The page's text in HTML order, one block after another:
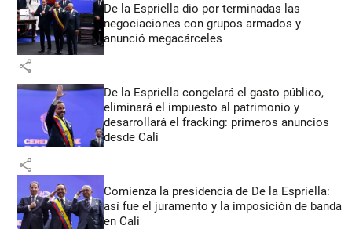
De la Espriella dio por terminadas las
negociaciones con grupos armados y
anunció megacárceles
share
De la Espriella congelará el gasto público,
eliminará el impuesto al patrimonio y
desarrollará el fracking: primeros anuncios
desde Cali
share
Comienza la presidencia de De la Espriella:
así fue el juramento y la imposición de banda
en Cali